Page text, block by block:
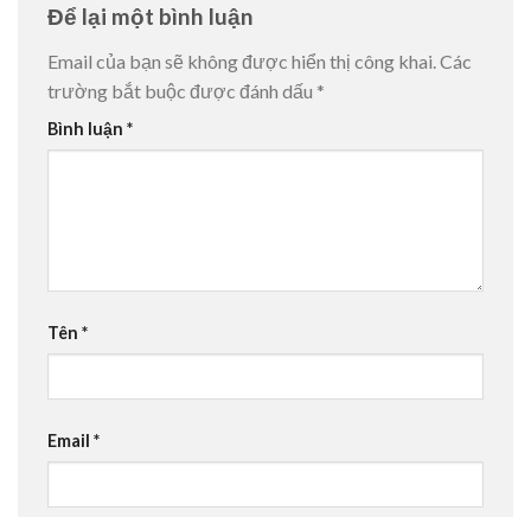
Để lại một bình luận
Email của bạn sẽ không được hiển thị công khai.Các
trường bắt buộc được đánh dấu *
Bình luận *
Tên *
Email *